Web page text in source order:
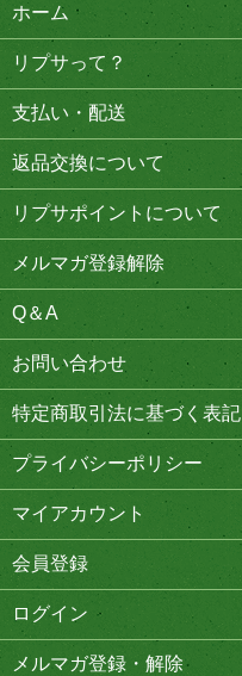
ホーム
リプサって？
支払い・配送
返品交換について
リプサポイントについて
メルマガ登録解除
Q＆A
お問い合わせ
特定商取引法に基づく表記
プライバシーポリシー
マイアカウント
会員登録
ログイン
メルマガ登録・解除